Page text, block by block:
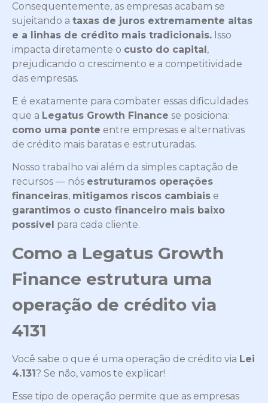
Consequentemente, as empresas acabam se
sujeitando a taxas de juros extremamente altas
e a linhas de crédito mais tradicionais. Isso
impacta diretamente o custo do capital,
prejudicando o crescimento e a competitividade
das empresas.
E é exatamente para combater essas dificuldades
que a Legatus Growth Finance se posiciona:
como uma ponte entre empresas e alternativas
de crédito mais baratas e estruturadas.
Nosso trabalho vai além da simples captação de
recursos — nós estruturamos operações
financeiras, mitigamos riscos cambiais e
garantimos o custo financeiro mais baixo
possível para cada cliente.
Como a Legatus Growth
Finance estrutura uma
operação de crédito via
4131
Você sabe o que é uma operação de crédito via Lei
4.131? Se não, vamos te explicar!
Esse tipo de operação permite que as empresas